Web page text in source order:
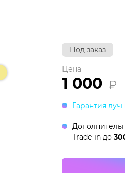
Под заказ
Цена
1 000 ₽
Гарантия
Trade-inдо